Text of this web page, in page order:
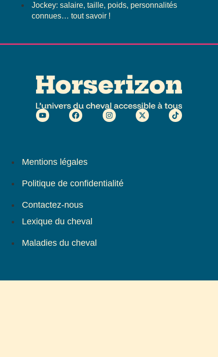
Jockey: salaire, taille, poids, personnalités
connues… tout savoir !
Mentions légales
Politique de confidentialité
Contactez-nous
Lexique du cheval
Maladies du cheval